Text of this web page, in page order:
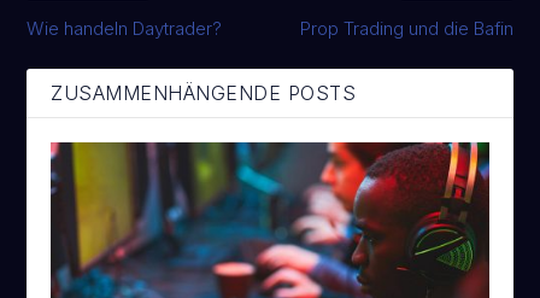
Wie handeln Daytrader? Prop Trading und die Bafin
ZUSAMMENHÄNGENDE POSTS